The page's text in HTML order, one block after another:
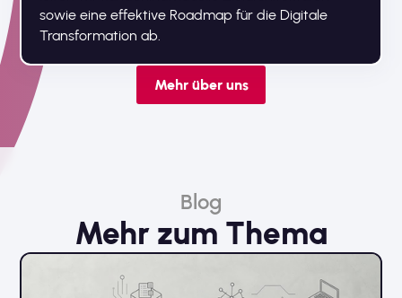
sowie eine effektive Roadmap für die Digitale
Transformation ab.
Mehr über uns
Blog
Mehr zum Thema